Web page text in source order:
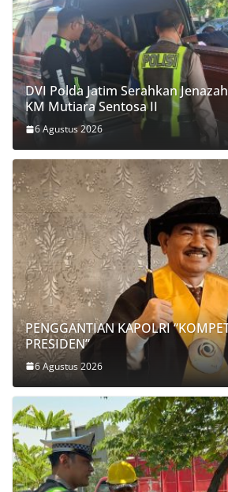
DVI Polda Jatim Serahkan
KM Mutiara Sentosa II
6 Agustus 2026
PENGGANTIAN KAPOLRI
PRESIDEN”
6 Agustus 2026